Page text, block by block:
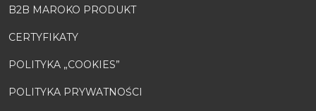
B2B MAROKO PRODUKT
CERTYFIKATY
POLITYKA „COOKIES”
POLITYKA PRYWATNOŚCI